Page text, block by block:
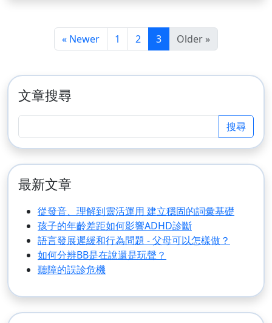
« Newer 1 2 3 Older »
文章搜尋
最新文章
從發音、理解到靈活運用 建立穩固的詞彙基礎
孩子的年齡差距如何影響ADHD診斷
語言發展遲緩和行為問題 - 父母可以怎樣做？
如何分辨BB是在說還是玩聲？
聽障的誤診危機